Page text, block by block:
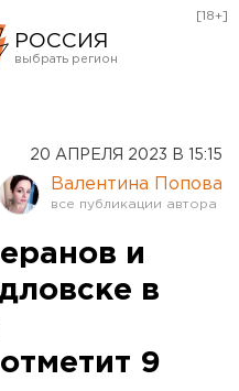
РОССИЯ
Курган
Оренбург
[18+]
20 АПРЕЛЯ 2023 В 15:15
Валентина Попова
и
в
9